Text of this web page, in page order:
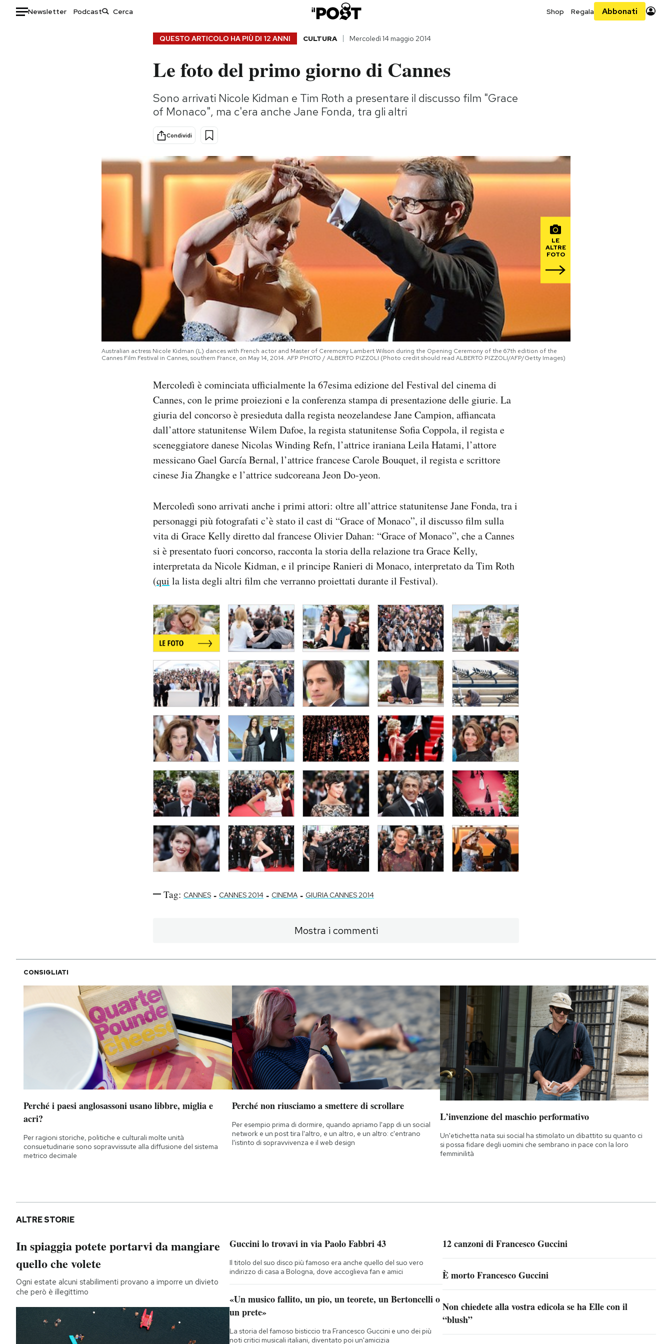
Newsletter Podcast Shop Regala Abbonati
Consumismi
Storie/Idee
Ok Boomer!
Mondiali calcio 2026
QUESTO ARTICOLO HA PIÙ DI 12 ANNI CULTURA Mercoledì 14 maggio 2014
Le foto del primo giorno di Cannes
Sono arrivati Nicole Kidman e Tim Roth a presentare il discusso film "Grace
of Monaco", ma c'era anche Jane Fonda, tra gli altri
Condividi
LE
ALTRE
FOTO
Australian actress Nicole Kidman (L) dances with French actor and Master of Ceremony Lambert Wilson during the Opening Ceremony of the 67th edition of the
Cannes Film Festival in Cannes, southern France, on May 14, 2014. AFP PHOTO / ALBERTO PIZZOLI (Photo credit should read ALBERTO PIZZOLI/AFP/Getty Images)
Mercoledì è cominciata ufficialmente la 67esima edizione del Festival del cinema di
Cannes, con le prime proiezioni e la conferenza stampa di presentazione delle giurie. La
giuria del concorso è presieduta dalla regista neozelandese Jane Campion, affiancata
dall’attore statunitense Wilem Dafoe, la regista statunitense Sofia Coppola, il regista e
sceneggiatore danese Nicolas Winding Refn, l’attrice iraniana Leila Hatami, l’attore
messicano Gael García Bernal, l’attrice francese Carole Bouquet, il regista e scrittore
cinese Jia Zhangke e l’attrice sudcoreana Jeon Do-yeon.
Mercoledì sono arrivati anche i primi attori: oltre all’attrice statunitense Jane Fonda, tra i
personaggi più fotografati c’è stato il cast di “Grace of Monaco”, il discusso film sulla
vita di Grace Kelly diretto dal francese Olivier Dahan: “Grace of Monaco”, che a Cannes
si è presentato fuori concorso, racconta la storia della relazione tra Grace Kelly,
interpretata da Nicole Kidman, e il principe Ranieri di Monaco, interpretato da Tim Roth
(qui la lista degli altri film che verranno proiettati durante il Festival).
Tag: CANNES - CANNES 2014 - CINEMA - GIURIA CANNES 2014
Mostra i commenti
CONSIGLIATI
Perché i paesi anglosassoni usano libbre, miglia e
acri?
Per ragioni storiche, politiche e culturali molte unità
consuetudinarie sono sopravvissute alla diffusione del sistema
metrico decimale
Perché non riusciamo a smettere di scrollare
Per esempio prima di dormire, quando apriamo l'app di un social
network e un post tira l'altro, e un altro, e un altro: c'entrano
l'istinto di sopravvivenza e il web design
L’invenzione del maschio performativo
Un'etichetta nata sui social ha stimolato un dibattito su quanto ci
si possa fidare degli uomini che sembrano in pace con la loro
femminilità
ALTRE STORIE
In spiaggia potete portarvi da mangiare
quello che volete
Ogni estate alcuni stabilimenti provano a imporre un divieto
che però è illegittimo
Guccini lo trovavi in via Paolo Fabbri 43
Il titolo del suo disco più famoso era anche quello del suo vero
indirizzo di casa a Bologna, dove accoglieva fan e amici
«Un musico fallito, un pio, un teorete, un Bertoncelli o
un prete»
La storia del famoso bisticcio tra Francesco Guccini e uno dei più
noti critici musicali italiani, diventato poi un'amicizia
12 canzoni di Francesco Guccini
È morto Francesco Guccini
Non chiedete alla vostra edicola se ha Elle con il
“blush”